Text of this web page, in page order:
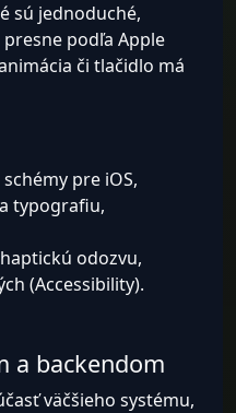
sú jednoduché,
podľa Apple
či tlačidlo má
pre iOS,
typografiu,
odozvu,
(Accessibility).
a backendom
väčšieho systému,